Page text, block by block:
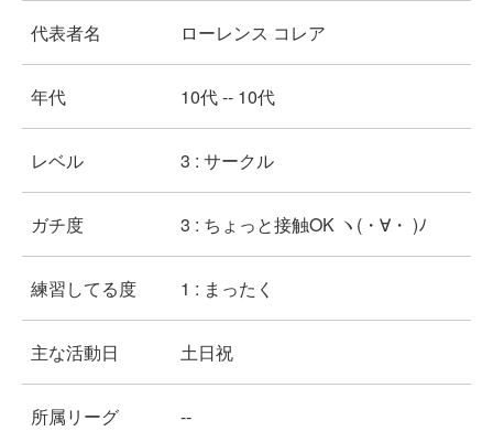
代表者名 ローレンス コレア
年代 10代 -- 10代
レベル 3 : サークル
ガチ度 3 : ちょっと接触OK ヽ(・∀・ )ﾉ
練習してる度 1 : まったく
主な活動日 土日祝
所属リーグ --